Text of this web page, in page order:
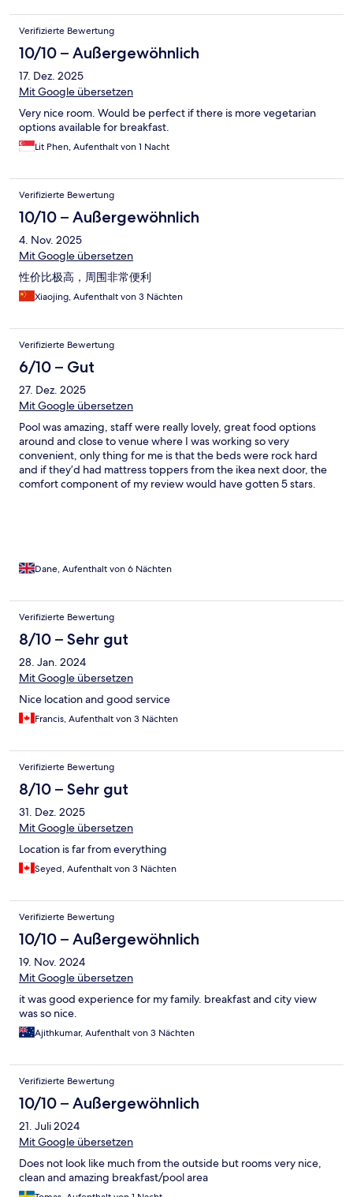
Verifizierte Bewertung
10/10 – Außergewöhnlich
17. Dez. 2025
Mit Google übersetzen
Very nice room. Would be perfect if there is more vegetarian
options available for breakfast.
Lit Phen, Aufenthalt von 1 Nacht
Verifizierte Bewertung
10/10 – Außergewöhnlich
4. Nov. 2025
Mit Google übersetzen
性价比极高，周围非常便利
Xiaojing, Aufenthalt von 3 Nächten
Verifizierte Bewertung
6/10 – Gut
27. Dez. 2025
Mit Google übersetzen
Pool was amazing, staff were really lovely, great food options
around and close to venue where I was working so very
convenient, only thing for me is that the beds were rock hard
and if they’d had mattress toppers from the ikea next door, the
comfort component of my review would have gotten 5 stars.
Dane, Aufenthalt von 6 Nächten
Verifizierte Bewertung
8/10 – Sehr gut
28. Jan. 2024
Mit Google übersetzen
Nice location and good service
Francis, Aufenthalt von 3 Nächten
Verifizierte Bewertung
8/10 – Sehr gut
31. Dez. 2025
Mit Google übersetzen
Location is far from everything
Seyed, Aufenthalt von 3 Nächten
Verifizierte Bewertung
10/10 – Außergewöhnlich
19. Nov. 2024
Mit Google übersetzen
it was good experience for my family. breakfast and city view
was so nice.
Ajithkumar, Aufenthalt von 3 Nächten
Verifizierte Bewertung
10/10 – Außergewöhnlich
21. Juli 2024
Mit Google übersetzen
Does not look like much from the outside but rooms very nice,
clean and amazing breakfast/pool area